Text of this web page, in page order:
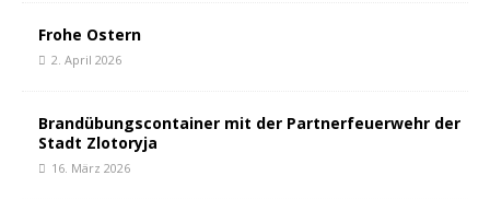
Frohe Ostern
2. April 2026
Brandübungscontainer mit der Partnerfeuerwehr der
Stadt Zlotoryja
16. März 2026